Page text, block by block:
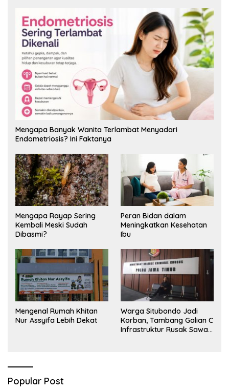
Mengapa Banyak Wanita Terlambat Menyadari
Endometriosis? Ini Faktanya
Mengapa Rayap Sering
Kembali Meski Sudah
Dibasmi?
Peran Bidan dalam
Meningkatkan Kesehatan
Ibu
Mengenal Rumah Khitan
Nur Assyifa Lebih Dekat
Warga Situbondo Jadi
Korban, Tambang Galian C
Infrastruktur Rusak Sawah
Popular Post